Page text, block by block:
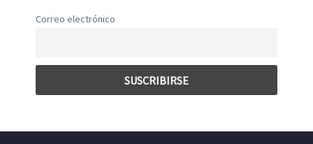
Correo electrónico